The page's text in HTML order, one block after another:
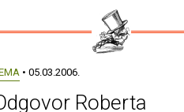
• 05.03.2006.
Roberta